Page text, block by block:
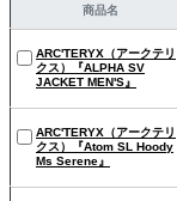
商品名
ARC'TERYX（アークテリ
クス）『ALPHA SV
JACKET MEN'S』
ARC'TERYX（アークテリ
クス）『Atom SL Hoody
Ms Serene』